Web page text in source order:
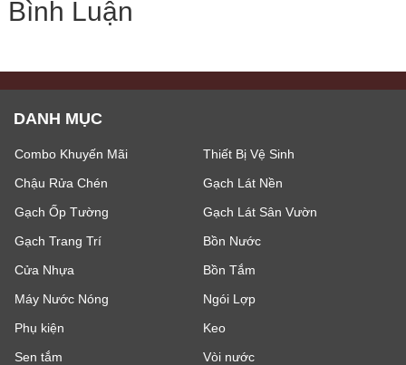
Bình Luận
DANH MỤC
Combo Khuyến Mãi
Thiết Bị Vệ Sinh
Chậu Rửa Chén
Gạch Lát Nền
Gạch Ốp Tường
Gạch Lát Sân Vườn
Gạch Trang Trí
Bồn Nước
Cửa Nhựa
Bồn Tắm
Máy Nước Nóng
Ngói Lợp
Phụ kiện
Keo
Sen tắm
Vòi nước